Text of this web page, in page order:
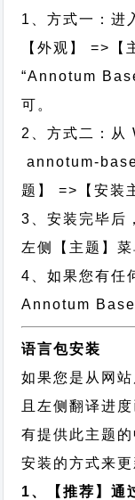
1、方式一：进
【外观】 =>【
“Annotum
可。
2、方式二：从
annotum-
题】 =>【安装
3、安装完毕后
左侧【主题】菜
4、如果您有任
Annotum Base
语言包安装
如果您是从网
且左侧翻译进
有提供此主题
安装的方式来更
1、【推荐】通